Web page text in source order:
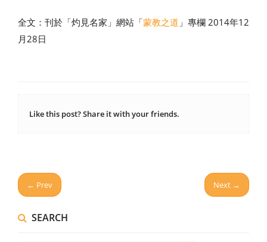
全文：刊於「灼見名家」網站「蒙教之道 」專欄 2014年12
月28日
Like this post? Share it with your friends.
← Prev Next →
SEARCH